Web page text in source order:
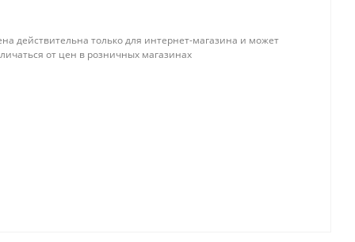
действительна только для интернет-магазина и может
от цен в розничных магазинах